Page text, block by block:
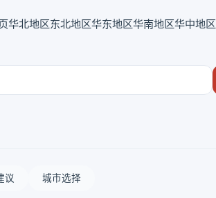
华北地区东北地区华东地区华南地区华中地区
议 城市选择